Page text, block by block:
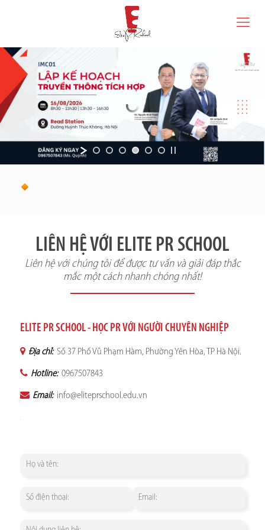
LIÊN HỆ VỚI ELITE PR SCHOOL
Liên hệ với chúng tôi để được tư vấn và giải đáp thắc
mắc một cách nhanh chóng nhất!
ELITE PR SCHOOL - HỌC PR VỚI NGƯỜI CHUYÊN NGHIỆP
Địa chỉ: Số 37 Phố Vũ Phạm Hàm, Phường Yên Hòa, TP Hà Nội.
Hotline: 0967507843
Email: info@eliteprschool.edu.vn